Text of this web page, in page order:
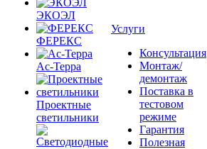
ЭКОЭЛ
ФЕРЕКС
Ас-Терра
Проектные
светильники
Услуги
Консультация
Монтаж/
демонтаж
Поставка в
тестовом
режиме
Гарантия
Полезная